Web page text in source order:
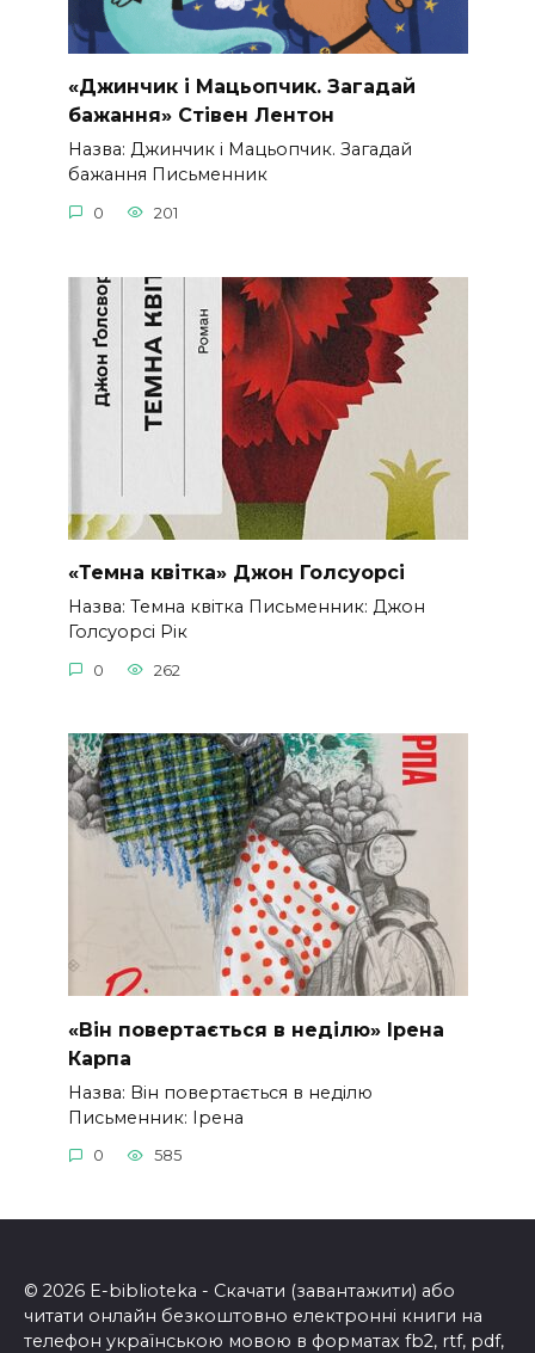
«Джинчик і Мацьопчик. Загадай
бажання» Стівен Лентон
Назва: Джинчик і Мацьопчик. Загадай
бажання Письменник
0 201
«Темна квітка» Джон Голсуорсі
Назва: Темна квітка Письменник: Джон
Голсуорсі Рік
0 262
«Він повертається в неділю» Ірена
Карпа
Назва: Він повертається в неділю
Письменник: Ірена
0 585
© 2026 E-biblioteka - Скачати (завантажити) або
читати онлайн безкоштовно електронні книги на
телефон українською мовою в форматах fb2, rtf, pdf,